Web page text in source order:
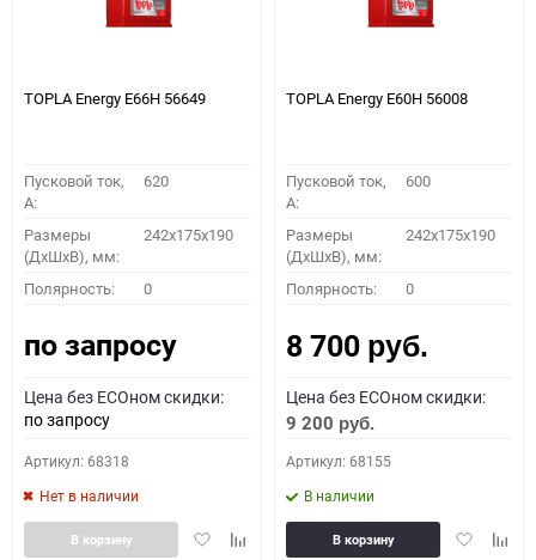
TOPLA Energy E66H 56649
Пусковой ток,
A:
620
Размеры
(ДхШхВ), мм:
242x175x190
Полярность: 0
по запросу
Цена без ECOном скидки:
по запросу
Артикул: 68318
Нет в наличии
ДобавитьДобавить
В корзину
TOPLA Energy E60H 56008
Пусковой ток,
A:
600
Размеры
(ДхШхВ), мм:
242x175x190
Полярность: 0
8 700 руб.
Цена без ECOном скидки:
9 200 руб.
Артикул: 68155
В наличии
Добавить
В корзину